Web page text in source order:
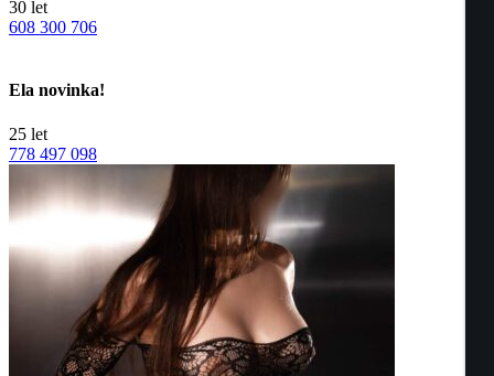
30 let
608 300 706
Ela novinka!
25 let
778 497 098